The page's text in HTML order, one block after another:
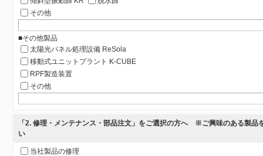
その他
■その他製品
太陽光パネル処理設備 ReSola
移動式ユニットプラント K-CUBE
RPF製造装置
その他
「2. 修理・メンテナンス・部品注文」をご選択の方へ ※ご興味のある製品
い
当社製品の修理